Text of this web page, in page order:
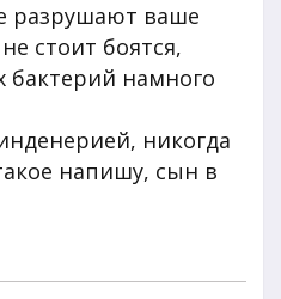
разрушают ваше
стоит боятся,
бактерий намного
никогда
напишу, сын в